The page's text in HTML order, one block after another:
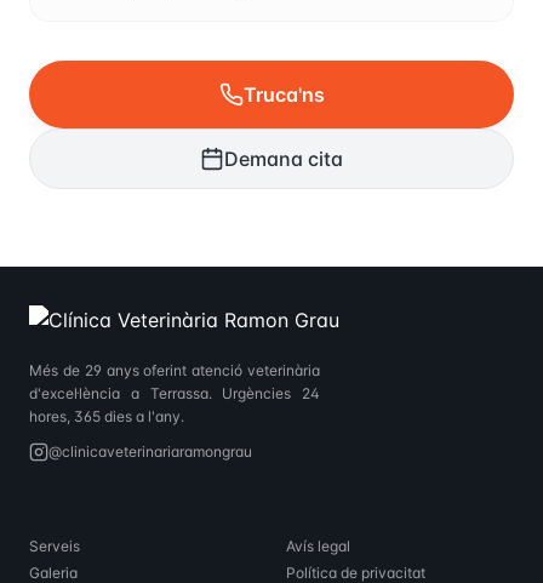
Truca'ns
Demana cita
Més de 29 anys oferint atenció veterinària
d'excel·lència a Terrassa. Urgències 24
hores, 365 dies a l'any.
@clinicaveterinariaramongrau
Serveis
Galeria
Avís legal
Política de privacitat